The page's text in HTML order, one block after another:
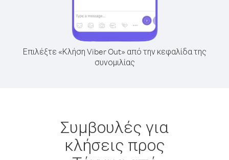
Επιλέξτε «Κλήση Viber Out» από την κεφαλίδα της
συνομιλίας
Συμβουλές για
κλήσεις προς